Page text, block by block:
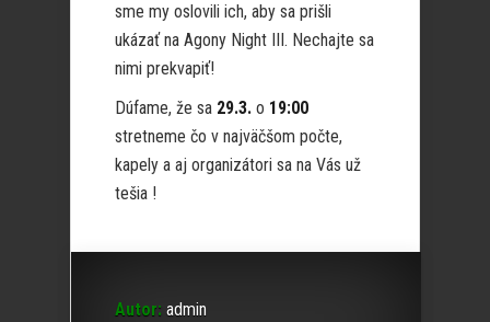
sme my oslovili ich, aby sa prišli
ukázať na Agony Night III. Nechajte sa
nimi prekvapiť!
Dúfame, že sa 29.3. o 19:00
stretneme čo v najväčšom počte,
kapely a aj organizátori sa na Vás už
tešia !
Autor: admin